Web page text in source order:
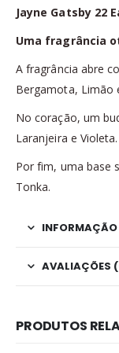
Jayne Gatsby 22
Uma fragrância
A fragrância abre
Bergamota, Limão
No coração, um
Laranjeira e Violeta.
Por fim, uma base
Tonka.
AVALIAÇÕES
PRODUTOS